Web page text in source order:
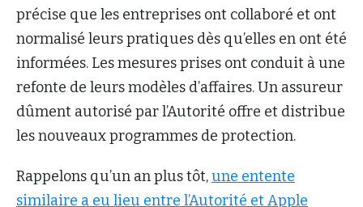
précise que les entreprises ont collaboré et ont
normalisé leurs pratiques dès qu’elles en ont été
informées. Les mesures prises ont conduit à une
refonte de leurs modèles d’affaires. Un assureur
dûment autorisé par l’Autorité offre et distribue
les nouveaux programmes de protection.
Rappelons qu’un an plus tôt,une entente
similaire a eu lieu entre l’Autorité et Apple